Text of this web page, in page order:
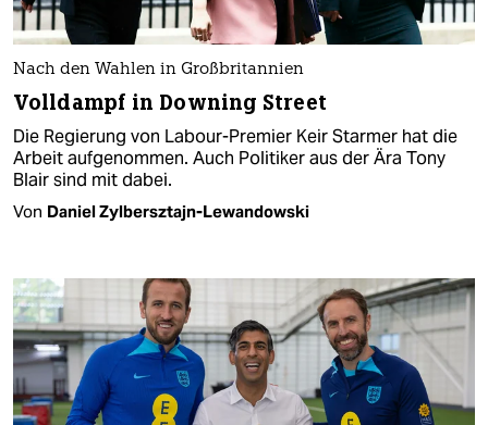
Nach den Wahlen in Großbritannien
Volldampf in Downing Street
Die Regierung von Labour-Premier Keir Starmer hat die
Arbeit aufgenommen. Auch Politiker aus der Ära Tony
Blair sind mit dabei.
Von Daniel Zylbersztajn-Lewandowski